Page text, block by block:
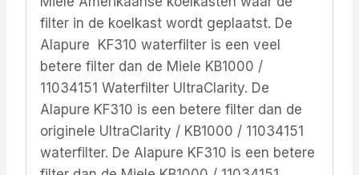
filter in de koelkast wordt geplaatst. De
Alapure KF310 waterfilter is een veel
betere filter dan de Miele KB1000 /
11034151 Waterfilter UltraClarity. De
Alapure KF310 is een betere filter dan de
originele UltraClarity / KB1000 / 11034151
waterfilter. De Alapure KF310 is een betere